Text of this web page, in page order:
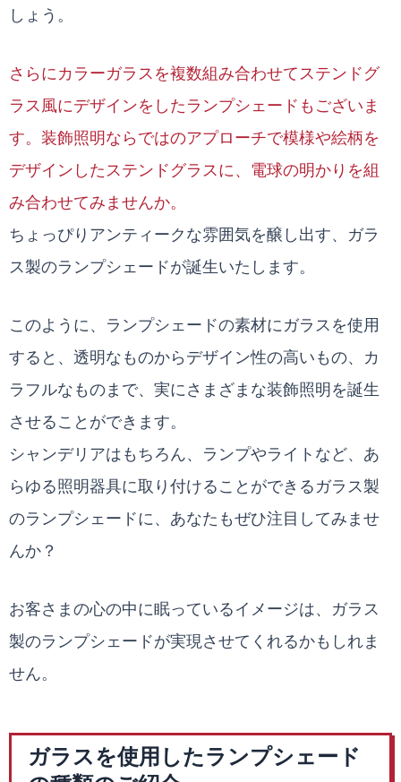
しょう。
さらにカラーガラスを複数組み合わせてステンドグ
ラス風にデザインをしたランプシェードもございま
す。装飾照明ならではのアプローチで模様や絵柄を
デザインしたステンドグラスに、電球の明かりを組
み合わせてみませんか。
ちょっぴりアンティークな雰囲気を醸し出す、ガラ
ス製のランプシェードが誕生いたします。
このように、ランプシェードの素材にガラスを使用
すると、透明なものからデザイン性の高いもの、カ
ラフルなものまで、実にさまざまな装飾照明を誕生
させることができます。
シャンデリアはもちろん、ランプやライトなど、あ
らゆる照明器具に取り付けることができるガラス製
のランプシェードに、あなたもぜひ注目してみませ
んか？
お客さまの心の中に眠っているイメージは、ガラス
製のランプシェードが実現させてくれるかもしれま
せん。
ガラスを使用したランプシェード